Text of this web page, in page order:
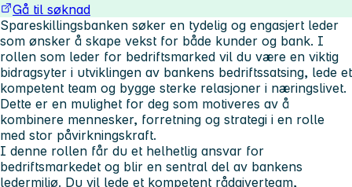
Gå til søknad
Spareskillingsbanken søker en tydelig og engasjert leder
som ønsker å skape vekst for både kunder og bank. I
rollen som leder for bedriftsmarked vil du være en viktig
bidragsyter i utviklingen av bankens bedriftssatsing, lede et
kompetent team og bygge sterke relasjoner i næringslivet.
Dette er en mulighet for deg som motiveres av å
kombinere mennesker, forretning og strategi i en rolle
med stor påvirkningskraft.
I denne rollen får du et helhetlig ansvar for
bedriftsmarkedet og blir en sentral del av bankens
ledermiljø. Du vil lede et kompetent rådgiverteam,